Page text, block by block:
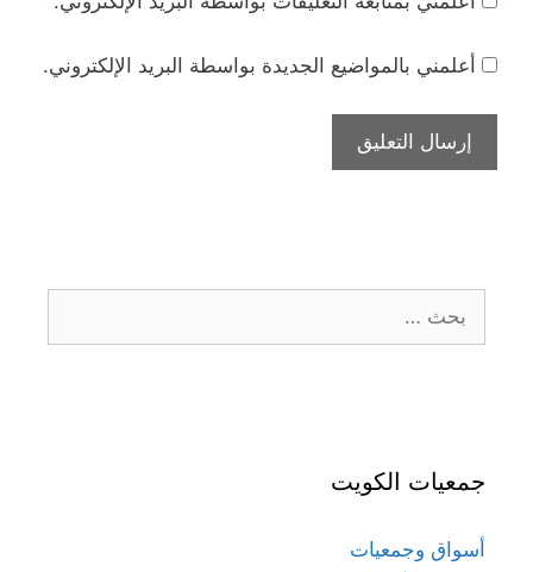
أعلمني بالمواضيع الجديدة بواسطة البريد الإلكتروني.
عن:
جمعيات الكويت
أسواق وجمعيات